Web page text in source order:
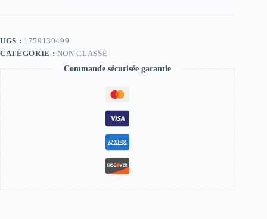
2024
x
20
UGS : 1759130499
CATÉGORIE : NON CLASSÉ
Commande sécurisée garantie